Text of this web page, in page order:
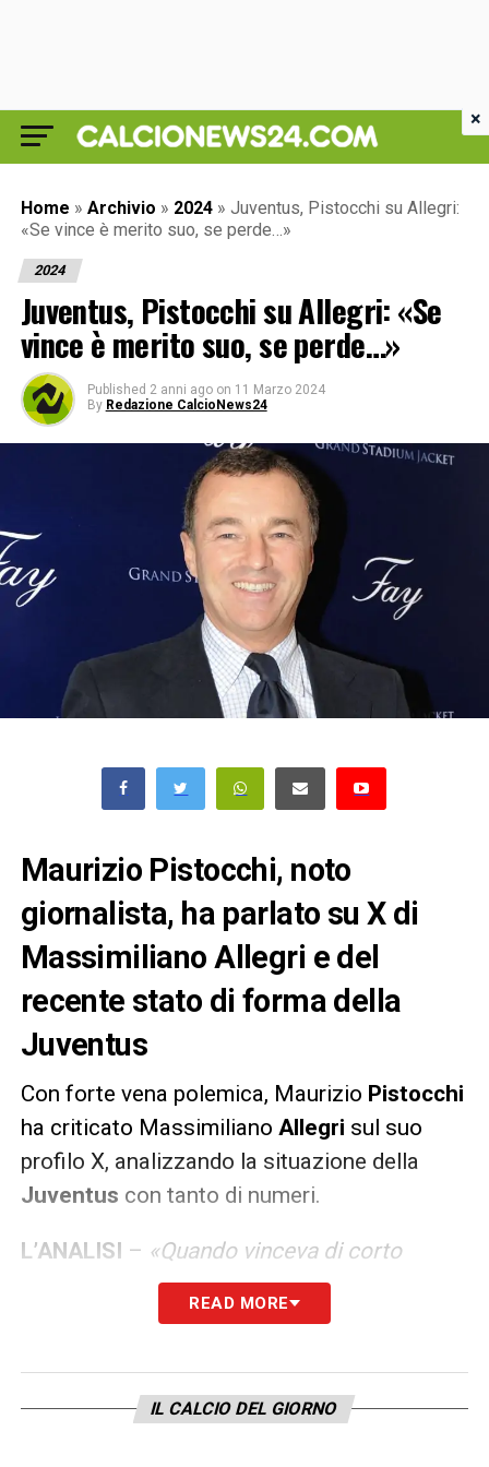
Home » Archivio » 2024 » Juventus, Pistocchi su Allegri:
«Se vince è merito suo, se perde…»
2024
Juventus, Pistocchi su Allegri: «Se
vince è merito suo, se perde…»
Published 2 anni ago on 11 Marzo 2024
By Redazione CalcioNews24
Maurizio Pistocchi, noto
giornalista, ha parlato su X di
Massimiliano Allegri e del
recente stato di forma della
Juventus
Con forte vena polemica, Maurizio Pistocchi
ha criticato Massimiliano Allegri sul suo
profilo X, analizzando la situazione della
Juventus con tanto di numeri.
L’ANALISI – «Quando vinceva di corto
muso-10 partite = 30 pt con al massimo un
gol di scarto e giocando quasi sempre un
esaltavano il pragmatismo di Allegri e
READ MORE
IL CALCIO DEL GIORNO
×